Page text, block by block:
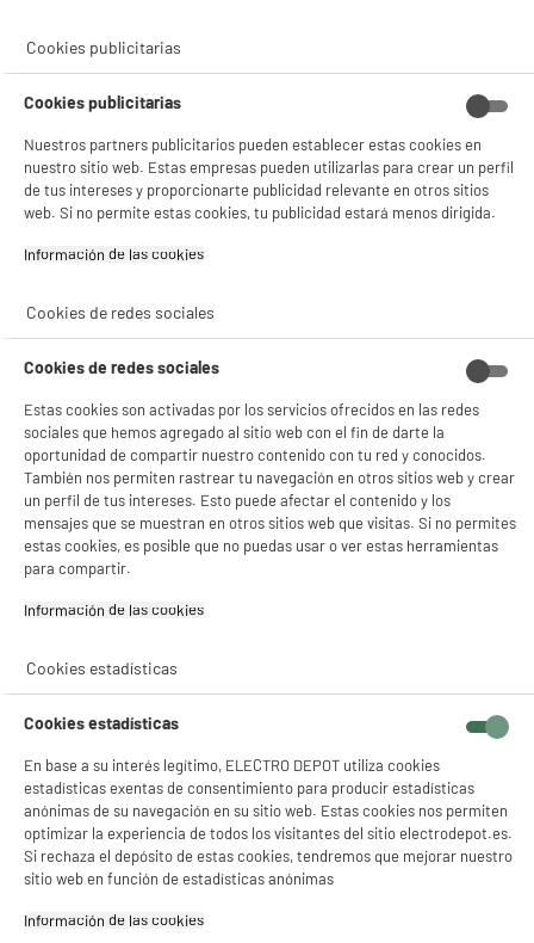
Hastaagosto 2029
Características
Tipo de producto Abrelatas
Materia principal Acero
Colores Crema
Características adicionales
Dimensiones del producto
2 cm
Peso bruto 0,201kg
Código del artículo 10016937
Cookies publicitarias
Cookies publicitarias
Nuestros partners publicitarios pueden establecer estas cookies en
nuestro sitio web. Estas empresas pueden utilizarlas para crear un perfil
de tus intereses y proporcionarte publicidad relevante en otros sitios
web. Si no permite estas cookies, tu publicidad estará menos dirigida.
Información de las cookies‎
Cookies de redes sociales
Cookies de redes sociales
Estas cookies son activadas por los servicios ofrecidos en las redes
sociales que hemos agregado al sitio web con el fin de darte la
oportunidad de compartir nuestro contenido con tu red y conocidos.
También nos permiten rastrear tu navegación en otros sitios web y crear
un perfil de tus intereses. Esto puede afectar el contenido y los
mensajes que se muestran en otros sitios web que visitas. Si no permites
estas cookies, es posible que no puedas usar o ver estas herramientas
para compartir.
Información de las cookies‎
Cookies estadísticas
Cookies estadísticas
En base a su interés legítimo, ELECTRO DEPOT utiliza cookies
estadísticas exentas de consentimiento para producir estadísticas
anónimas de su navegación en su sitio web. Estas cookies nos permiten
optimizar la experiencia de todos los visitantes del sitio electrodepot.es.
Si rechaza el depósito de estas cookies, tendremos que mejorar nuestro
sitio web en función de estadísticas anónimas
Información de las cookies‎